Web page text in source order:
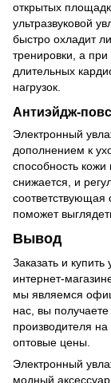
открытых
ультразвуковой
быстро охладит
тренировки, а
длительных
нагрузок.
Антиэйдж-
Электронный
дополнением к
способность
снижается, и
соответствующая
поможет
Вывод
Заказать и
интернет-
мы являемся
нас, вы
производителя
оптовые цены.
Электронный
модный